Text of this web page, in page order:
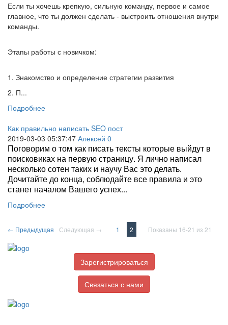
Если ты хочешь крепкую, сильную команду, первое и самое
главное, что ты должен сделать - выстроить отношения внутри
команды.
Этапы работы с новичком:
1. Знакомство и определение стратегии развития
2. П...
Подробнее
Как правильно написать SEO пост
2019-03-03 05:37:47 Алексей 0
Поговорим о том как писать тексты которые выйдут в
поисковиках на первую страницу. Я лично написал
несколько сотен таких и научу Вас это делать.
Дочитайте до конца, соблюдайте все правила и это
станет началом Вашего успех...
Подробнее
← Предыдущая Следующая → 1 2 Показаны 16-21 из 21
Зарегистрироваться
Связаться с нами